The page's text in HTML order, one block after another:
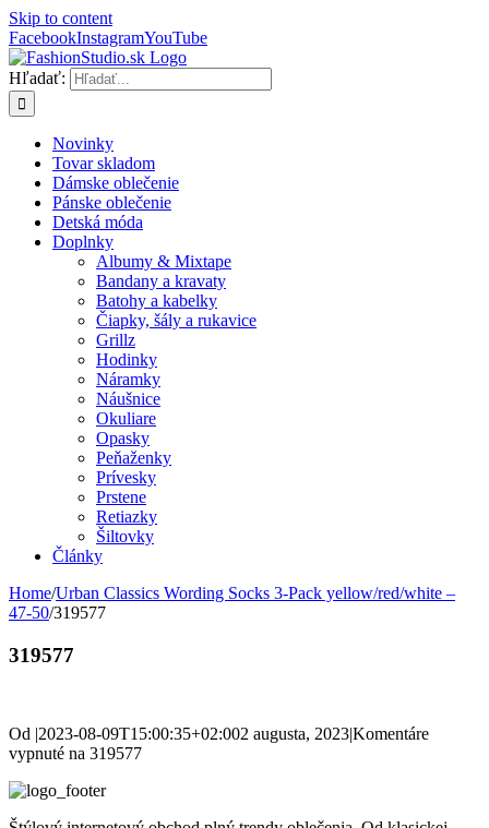
Skip to content
FacebookInstagramYouTube
Hľadať:
Novinky
Tovar skladom
Dámske oblečenie
Pánske oblečenie
Detská móda
Doplnky
Albumy & Mixtape
Bandany a kravaty
Batohy a kabelky
Čiapky, šály a rukavice
Grillz
Hodinky
Náramky
Náušnice
Okuliare
Opasky
Peňaženky
Prívesky
Prstene
Retiazky
Šiltovky
Články
Home/Urban Classics Wording Socks 3-Pack yellow/red/white –
47-50/319577
319577
Od |2023-08-09T15:00:35+02:002 augusta, 2023|Komentáre
vypnuté na 319577